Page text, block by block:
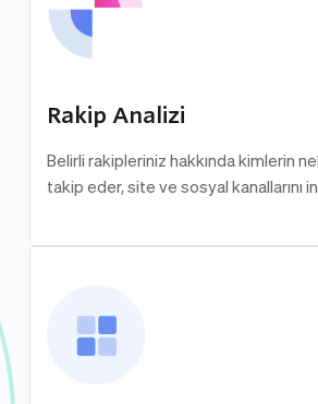
Rakip Analizi
Belirli rakipleriniz hakkında kimlerin
takip eder, site ve sosyal kanallarını